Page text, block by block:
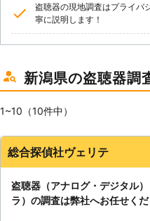
盗聴器の現地調査はプライバ
寧に説明します！
新潟県の盗聴器調
1~10（10件中）
総合探偵社ヴェリテ
盗聴器（アナログ・デジタル
ラ）の調査は弊社へお任せく